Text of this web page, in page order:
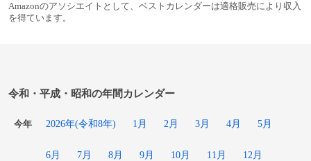
Amazonのアソシエイトとして、ベストカレンダーは適格販売により収入
を得ています。
令和・平成・昭和の年間カレンダー
今年 2026年(令和8年) 1月 2月 3月 4月 5月
6月 7月 8月 9月 10月 11月 12月